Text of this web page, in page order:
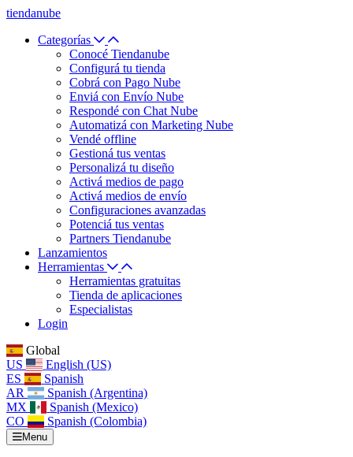
tiendanube
Categorías
Conocé Tiendanube
Configurá tu tienda
Cobrá con Pago Nube
Enviá con Envío Nube
Respondé con Chat Nube
Automatizá con Marketing Nube
Vendé offline
Gestioná tus ventas
Personalizá tu diseño
Activá medios de pago
Activá medios de envío
Configuraciones avanzadas
Potenciá tus ventas
Partners Tiendanube
Lanzamientos
Herramientas
Herramientas gratuitas
Tienda de aplicaciones
Especialistas
Login
Global
US
English (US)
ES
Spanish
AR
Spanish (Argentina)
MX
Spanish (Mexico)
CO
Spanish (Colombia)
Menu